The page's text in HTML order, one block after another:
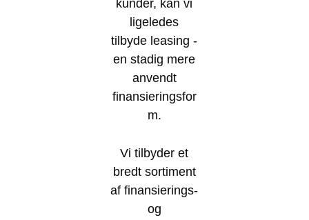
kunder, kan vi
ligeledes
tilbyde leasing -
en stadig mere
anvendt
finansieringsfor
m.
Vi tilbyder et
bredt sortiment
af finansierings-
og